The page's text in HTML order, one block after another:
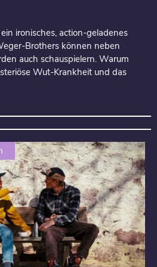
ironisches, action-geladenes
Brothers können neben
auch schauspielern. Warum
Wut-Krankheit und das